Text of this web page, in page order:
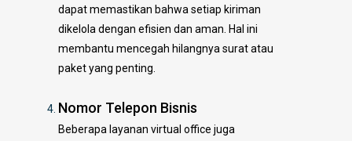
dapat memastikan bahwa setiap kiriman
dikelola dengan efisien dan aman. Hal ini
membantu mencegah hilangnya surat atau
paket yang penting.
Nomor Telepon Bisnis
Beberapa layanan virtual office juga